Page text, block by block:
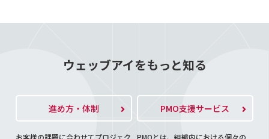
ウェッブアイをもっと知る
進め方・体制
お客様の課題に合わせてプロジェク
PMO支援サービス
PMOとは、組織内における個々の